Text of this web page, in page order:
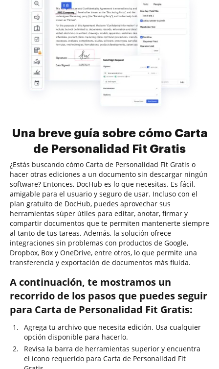
Una breve guía sobre cómo Carta
de Personalidad Fit Gratis
¿Estás buscando cómo Carta de Personalidad Fit Gratis o
hacer otras ediciones a un documento sin descargar ningún
software? Entonces, DocHub es lo que necesitas. Es fácil,
amigable para el usuario y seguro de usar. Incluso con el
plan gratuito de DocHub, puedes aprovechar sus
herramientas súper útiles para editar, anotar, firmar y
compartir documentos que te permiten mantenerte siempre
al tanto de tus tareas. Además, la solución ofrece
integraciones sin problemas con productos de Google,
Dropbox, Box y OneDrive, entre otros, lo que permite una
transferencia y exportación de documentos más fluida.
A continuación, te mostramos un
recorrido de los pasos que puedes seguir
para Carta de Personalidad Fit Gratis:
Agrega tu archivo que necesita edición. Usa cualquier
opción disponible para hacerlo.
Revisa la barra de herramientas superior y encuentra
el ícono requerido para Carta de Personalidad Fit